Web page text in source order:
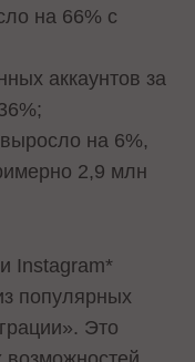
на 66% с
аккаунтов за
на 6%,
2,9 млн
Instagram*
популярных
Это